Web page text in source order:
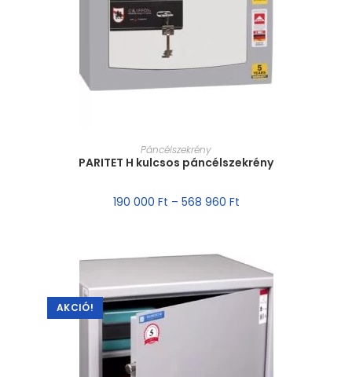
MÉRET VÁLASZTÁSA
Páncélszekrény
PARITET H kulcsos páncélszekrény
190 000 Ft – 568 960 Ft
AKCIÓ!